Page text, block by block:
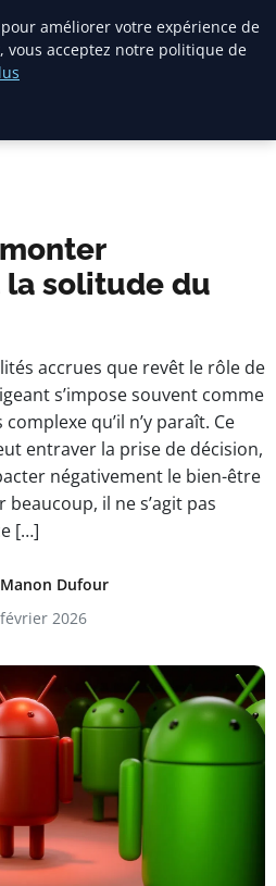
et la solitude du dirigeant ?
la solitude du
accrues que revêt le rôle de
s’impose souvent comme
qu’il n’y paraît. Ce
entraver la prise de décision,
négativement le bien-être
il ne s’agit pas
[…]
Manon Dufour
2026
améliorer votre expérience de
vous acceptez notre politique de